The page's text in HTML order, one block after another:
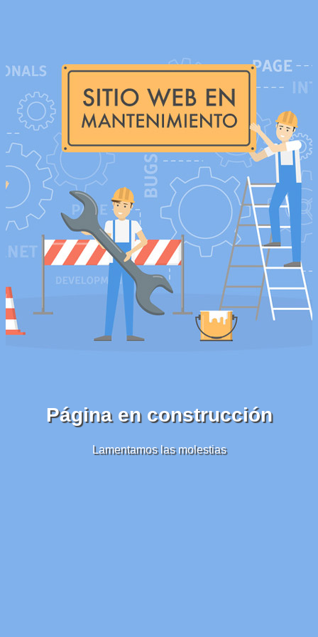
Página en construcción
Lamentamos las molestias